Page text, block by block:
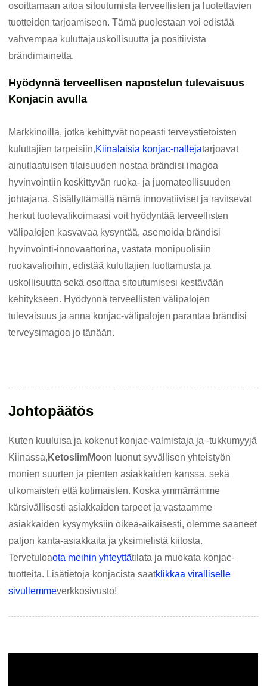
osoittamaan aitoa sitoutumista terveellisten ja luotettavien
tuotteiden tarjoamiseen. Tämä puolestaan ​​voi edistää
vahvempaa kuluttajauskollisuutta ja positiivista
brändimainetta.
Hyödynnä terveellisen napostelun tulevaisuus
Konjacin avulla
Markkinoilla, jotka kehittyvät nopeasti terveystietoisten
kuluttajien tarpeisiin,Kiinalaisia ​​konjac-nallejatarjoavat
ainutlaatuisen tilaisuuden nostaa brändisi imagoa
hyvinvointiin keskittyvän ruoka- ja juomateollisuuden
johtajana. Sisällyttämällä nämä innovatiiviset ja ravitsevat
herkut tuotevalikoimaasi voit hyödyntää terveellisten
välipalojen kasvavaa kysyntää, asemoida brändisi
hyvinvointi-innovaattorina, vastata monipuolisiin
ruokavalioihin, edistää kuluttajien luottamusta ja
uskollisuutta sekä osoittaa sitoutumisesi kestävään
kehitykseen. Hyödynnä terveellisten välipalojen
tulevaisuus ja anna konjac-välipalojen parantaa brändisi
terveysimagoa jo tänään.
Johtopäätös
Kuten kuuluisa ja kokenut konjac-valmistaja ja -tukkumyyjä
Kiinassa, KetoslimMoon luonut syvällisen yhteistyön
monien suurten ja pienten asiakkaiden kanssa, sekä
ulkomaisten että kotimaisten. Koska ymmärrämme
kärsivällisesti asiakkaiden tarpeet ja vastaamme
asiakkaiden kysymyksiin oikea-aikaisesti, olemme saaneet
paljon kanta-asiakkaita ja yksimielistä kiitosta.
Tervetuloaota meihin yhteyttätilata ja muokata konjac-
tuotteita. Lisätietoja konjacista saatklikkaa viralliselle
sivullemmeverkkosivusto!